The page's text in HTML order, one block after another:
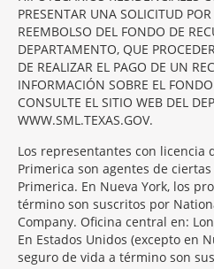
PRESENTAR UNA SOLICITUD
REEMBOLSO DEL FONDO DE
DEPARTAMENTO, QUE
DE REALIZAR EL PAGO DE UN
INFORMACIÓN SOBRE EL
CONSULTE EL SITIO WEB DEL
WWW.SML.TEXAS.GOV.
Los representantes con licencia
Primerica son agentes de
Primerica. En Nueva York, los
término son suscritos por
Company. Oficina central en:
En Estados Unidos (excepto en
seguro de vida a término son